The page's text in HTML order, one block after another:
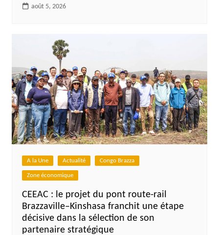
août 5, 2026
A la Une Actualité Congo Brazza
Zone économique
CEEAC : le projet du pont route-rail
Brazzaville–Kinshasa franchit une étape
décisive dans la sélection de son
partenaire stratégique